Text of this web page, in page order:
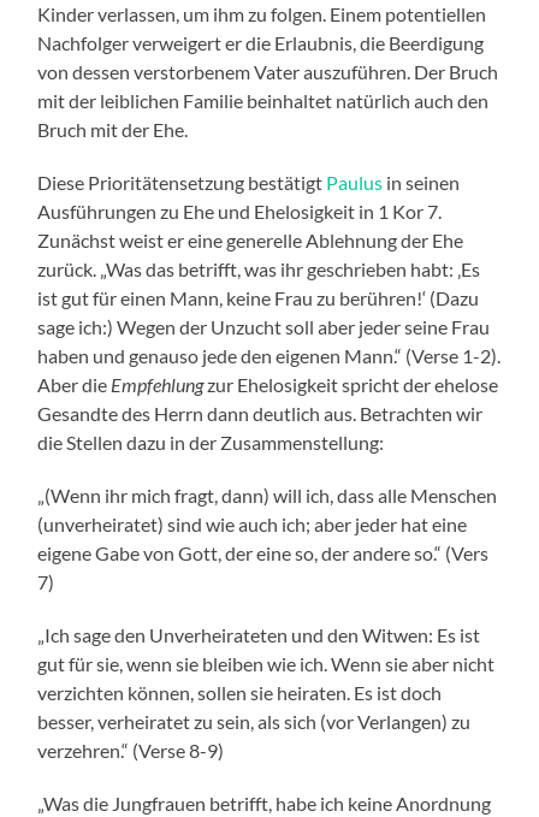
Kinder verlassen, um ihm zu folgen. Einem potentiellen
Nachfolger verweigert er die Erlaubnis, die Beerdigung
von dessen verstorbenem Vater auszuführen. Der Bruch
mit der leiblichen Familie beinhaltet natürlich auch den
Bruch mit der Ehe.
Diese Prioritätensetzung bestätigt Paulus in seinen
Ausführungen zu Ehe und Ehelosigkeit in 1 Kor 7.
Zunächst weist er eine generelle Ablehnung der Ehe
zurück. „Was das betrifft, was ihr geschrieben habt: ‚Es
ist gut für einen Mann, keine Frau zu berühren!‘ (Dazu
sage ich:) Wegen der Unzucht soll aber jeder seine Frau
haben und genauso jede den eigenen Mann.“ (Verse 1-2).
Aber die Empfehlungzur Ehelosigkeit spricht der ehelose
Gesandte des Herrn dann deutlich aus. Betrachten wir
die Stellen dazu in der Zusammenstellung:
„(Wenn ihr mich fragt, dann) will ich, dass alle Menschen
(unverheiratet) sind wie auch ich; aber jeder hat eine
eigene Gabe von Gott, der eine so, der andere so.“ (Vers
7)
„Ich sage den Unverheirateten und den Witwen: Es ist
gut für sie, wenn sie bleiben wie ich. Wenn sie aber nicht
verzichten können, sollen sie heiraten. Es ist doch
besser, verheiratet zu sein, als sich (vor Verlangen) zu
verzehren.“ (Verse 8-9)
„Was die Jungfrauen betrifft, habe ich keine Anordnung